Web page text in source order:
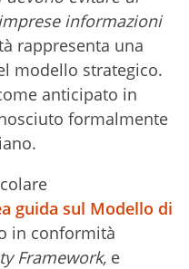
informazioni
rappresenta una
modello strategico.
anticipato in
formalmente
guida sul Modello di
in conformità
Framework, e